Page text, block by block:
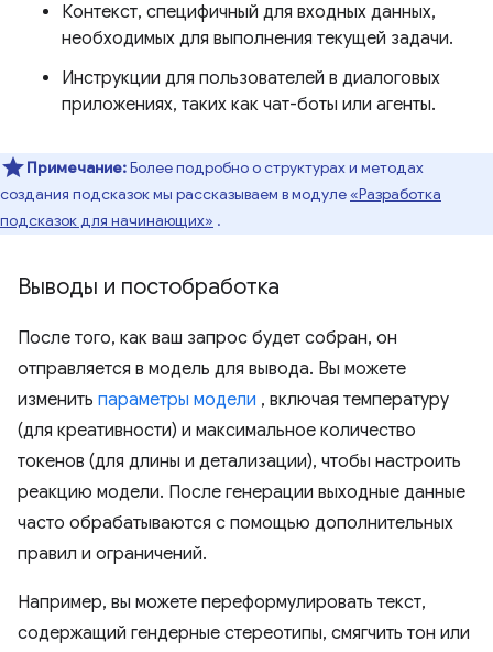
Контекст, специфичный для входных данных,
необходимых для выполнения текущей задачи.
Инструкции для пользователей в диалоговых
приложениях, таких как чат-боты или агенты.
Примечание:Более подробно о структурах и методах
создания подсказок мы рассказываем в модуле«Разработка
подсказок для начинающих» .
Выводы и постобработка
После того, как ваш запрос будет собран, он
отправляется в модель для вывода. Вы можете
изменить параметры модели , включая температуру
(для креативности) и максимальное количество
токенов (для длины и детализации), чтобы настроить
реакцию модели. После генерации выходные данные
часто обрабатываются с помощью дополнительных
правил и ограничений.
Например, вы можете переформулировать текст,
содержащий гендерные стереотипы, смягчить тон или